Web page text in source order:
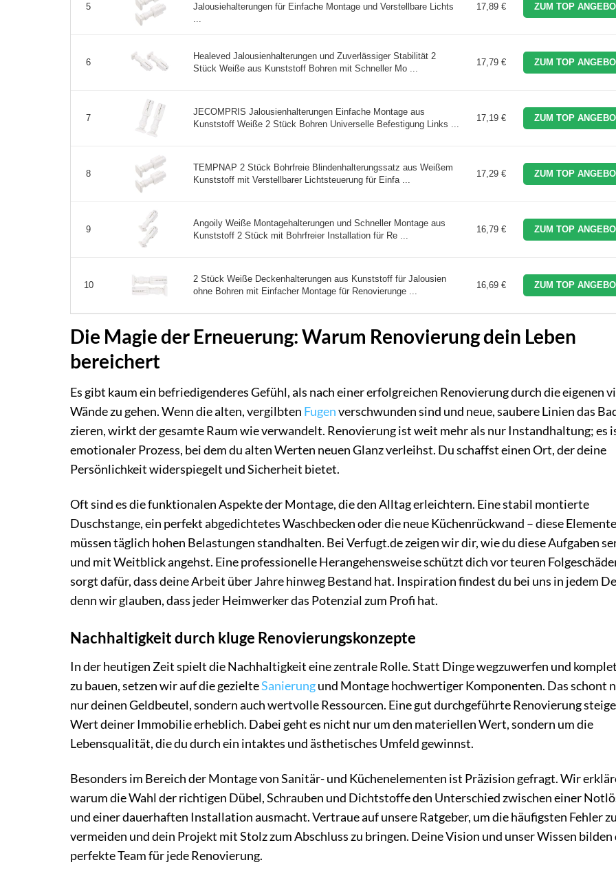
5
Jalousiehalterungen für Einfache Montage und Verstellbare Lichts
17,89 € ZUM TOP
6
Healeved Jalousienhalterungen und Zuverlässiger Stabilität 2
Stück Weiße aus Kunststoff Bohren mit Schneller Mo ...
17,79 € ZUM TOP
7
JECOMPRIS Jalousienhalterungen Einfache Montage aus
Kunststoff Weiße 2 Stück Bohren Universelle Befestigung Links ...
17,19 € ZUM TOP
8
TEMPNAP 2 Stück Bohrfreie Blindenhalterungssatz aus Weißem
Kunststoff mit Verstellbarer Lichtsteuerung für Einfa ...
17,29 € ZUM TOP
9
Angoily Weiße Montagehalterungen und Schneller Montage aus
Kunststoff 2 Stück mit Bohrfreier Installation für Re ...
16,79 € ZUM TOP
10
2 Stück Weiße Deckenhalterungen aus Kunststoff für Jalousien
ohne Bohren mit Einfacher Montage für Renovierunge ...
16,69 € ZUM TOP
Die Magie der Erneuerung: Warum Renovierung dein Leben
bereichert
Es gibt kaum ein befriedigenderes Gefühl, als nach einer erfolgreichen Renovierung durch die eigenen
Wände zu gehen. Wenn die alten, vergilbten Fugenverschwunden sind und neue, saubere Linien das
zieren, wirkt der gesamte Raum wie verwandelt. Renovierung ist weit mehr als nur Instandhaltung; es
emotionaler Prozess, bei dem du alten Werten neuen Glanz verleihst. Du schaffst einen Ort, der deine
Persönlichkeit widerspiegelt und Sicherheit bietet.
Oft sind es die funktionalen Aspekte der Montage, die den Alltag erleichtern. Eine stabil montierte
Duschstange, ein perfekt abgedichtetes Waschbecken oder die neue Küchenrückwand – diese Elemente
müssen täglich hohen Belastungen standhalten. Bei Verfugt.de zeigen wir dir, wie du diese Aufgaben
und mit Weitblick angehst. Eine professionelle Herangehensweise schützt dich vor teuren
sorgt dafür, dass deine Arbeit über Jahre hinweg Bestand hat. Inspiration findest du bei uns in jedem
denn wir glauben, dass jeder Heimwerker das Potenzial zum Profi hat.
Nachhaltigkeit durch kluge Renovierungskonzepte
In der heutigen Zeit spielt die Nachhaltigkeit eine zentrale Rolle. Statt Dinge wegzuwerfen und
zu bauen, setzen wir auf die gezielteSanierungund Montage hochwertiger Komponenten. Das schont
nur deinen Geldbeutel, sondern auch wertvolle Ressourcen. Eine gut durchgeführte Renovierung
Wert deiner Immobilie erheblich. Dabei geht es nicht nur um den materiellen Wert, sondern um die
Lebensqualität, die du durch ein intaktes und ästhetisches Umfeld gewinnst.
Besonders im Bereich der Montage von Sanitär- und Küchenelementen ist Präzision gefragt. Wir
warum die Wahl der richtigen Dübel, Schrauben und Dichtstoffe den Unterschied zwischen einer
und einer dauerhaften Installation ausmacht. Vertraue auf unsere Ratgeber, um die häufigsten Fehler zu
vermeiden und dein Projekt mit Stolz zum Abschluss zu bringen. Deine Vision und unser Wissen bilden
perfekte Team für jede Renovierung.